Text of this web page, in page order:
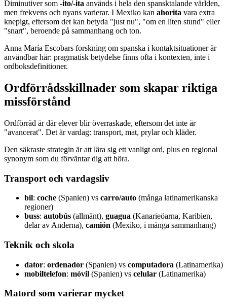
Diminutiver som -ito/-ita används i hela den spansktalande världen,
men frekvens och nyans varierar. I Mexiko kan ahorita vara extra
knepigt, eftersom det kan betyda "just nu", "om en liten stund" eller
"snart", beroende på sammanhang och ton.
Anna María Escobars forskning om spanska i kontaktsituationer är
användbar här: pragmatisk betydelse finns ofta i kontexten, inte i
ordboksdefinitioner.
Ordförrådsskillnader som skapar riktiga
missförstånd
Ordförråd är där elever blir överraskade, eftersom det inte är
"avancerat". Det är vardag: transport, mat, prylar och kläder.
Den säkraste strategin är att lära sig ett vanligt ord, plus en regional
synonym som du förväntar dig att höra.
Transport och vardagsliv
bil: coche (Spanien) vs carro/auto (många latinamerikanska
regioner)
buss: autobús (allmänt), guagua (Kanarieöarna, Karibien,
delar av Anderna), camión (Mexiko, i många sammanhang)
Teknik och skola
dator: ordenador (Spanien) vs computadora (Latinamerika)
mobiltelefon: móvil (Spanien) vs celular (Latinamerika)
Matord som varierar mycket